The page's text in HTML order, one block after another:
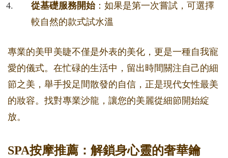
從基礎服務開始：如果是第一次嘗試，可選擇
較自然的款式試水溫
專業的美甲美睫不僅是外表的美化，更是一種自我寵
愛的儀式。在忙碌的生活中，留出時間關注自己的細
節之美，舉手投足間散發的自信，正是現代女性最美
的妝容。找對專業沙龍，讓您的美麗從細節開始綻
放。
SPA按摩推薦：解鎖身心靈的奢華鑰